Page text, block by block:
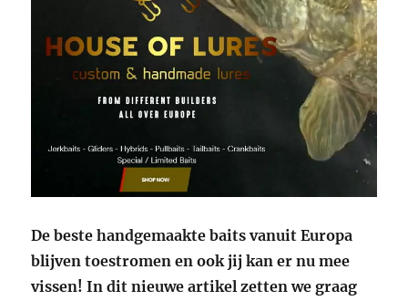
De beste handgemaakte baits vanuit Europa
blijven toestromen en ook jij kan er nu mee
vissen! In dit nieuwe artikel zetten we graag